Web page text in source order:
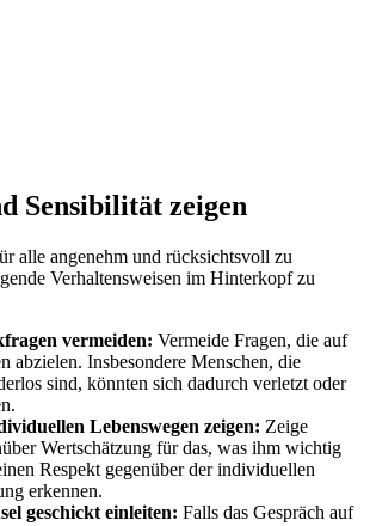
Sensibilität zeigen
alle angenehm und rücksichtsvoll zu
Verhaltensweisen im Hinterkopf zu
vermeiden: Vermeide Fragen, die auf
abzielen. Insbesondere Menschen, die
sind, könnten sich dadurch verletzt oder
Lebenswegen zeigen: Zeige
Wertschätzung für das, was ihm wichtig
Respekt gegenüber der individuellen
erkennen.
geschickt einleiten: Falls das Gespräch auf